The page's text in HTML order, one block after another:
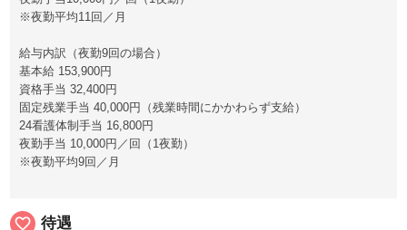
※夜勤平均11回／月
給与内訳（夜勤9回の場合）
基本給 153,900円
資格手当 32,400円
固定残業手当 40,000円（残業時間にかかわらず支給）
24看護体制手当 16,800円
夜勤手当 10,000円／回（1夜勤）
※夜勤平均9回／月
favorite_border 待遇